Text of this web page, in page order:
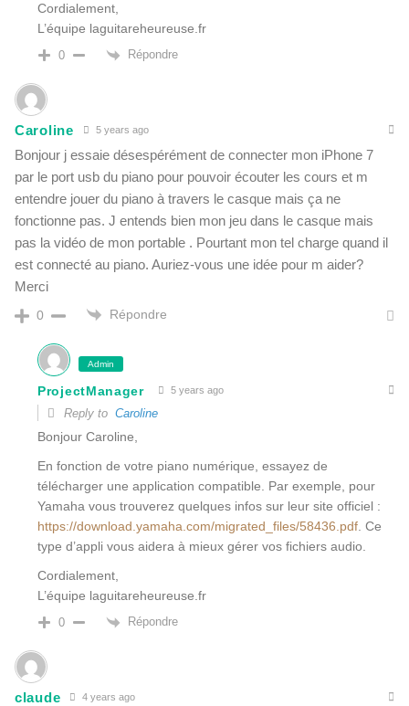
Cordialement,
L’équipe laguitareheureuse.fr
0 Répondre
Caroline 5 years ago
Bonjour j essaie désespérément de connecter mon iPhone 7
par le port usb du piano pour pouvoir écouter les cours et m
entendre jouer du piano à travers le casque mais ça ne
fonctionne pas. J entends bien mon jeu dans le casque mais
pas la vidéo de mon portable . Pourtant mon tel charge quand il
est connecté au piano. Auriez-vous une idée pour m aider?
Merci
0 Répondre
Admin
ProjectManager 5 years ago
Reply to Caroline
Bonjour Caroline,
En fonction de votre piano numérique, essayez de
télécharger une application compatible. Par exemple, pour
Yamaha vous trouverez quelques infos sur leur site officiel :
https://download.yamaha.com/migrated_files/58436.pdf. Ce
type d’appli vous aidera à mieux gérer vos fichiers audio.
Cordialement,
L’équipe laguitareheureuse.fr
0 Répondre
claude 4 years ago